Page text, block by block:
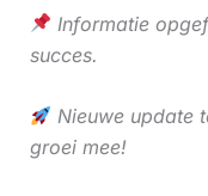
Informatie
succes.
Nieuwe update
groei mee!